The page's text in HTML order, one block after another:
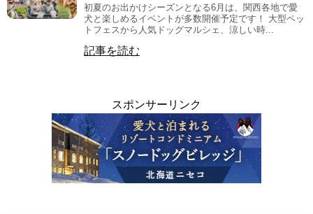
初夏のお出かけシーズンとなる6月は、関西各地で愛
犬と楽しめるイベントが多数開催予定です！ 大型ペッ
トフェスから人気ドッグマルシェ、涼しい時...
記事を読む
スポンサーリンク